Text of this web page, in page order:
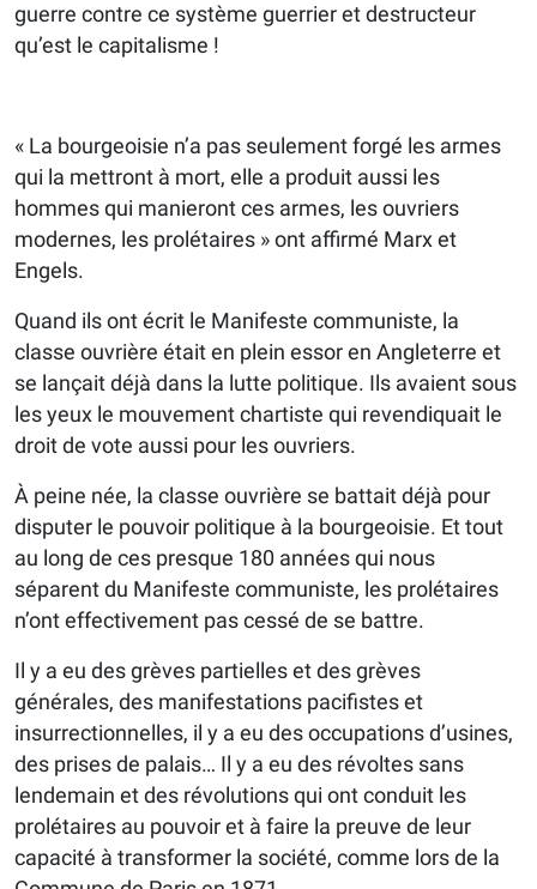
guerre contre ce système guerrier et destructeur
qu’est le capitalisme !
« La bourgeoisie n’a pas seulement forgé les armes
qui la mettront à mort, elle a produit aussi les
hommes qui manieront ces armes, les ouvriers
modernes, les prolétaires » ont affirmé Marx et
Engels.
Quand ils ont écrit le Manifeste communiste, la
classe ouvrière était en plein essor en Angleterre et
se lançait déjà dans la lutte politique. Ils avaient sous
les yeux le mouvement chartiste qui revendiquait le
droit de vote aussi pour les ouvriers.
À peine née, la classe ouvrière se battait déjà pour
disputer le pouvoir politique à la bourgeoisie. Et tout
au long de ces presque 180 années qui nous
séparent du Manifeste communiste, les prolétaires
n’ont effectivement pas cessé de se battre.
Il y a eu des grèves partielles et des grèves
générales, des manifestations pacifistes et
insurrectionnelles, il y a eu des occupations d’usines,
des prises de palais… Il y a eu des révoltes sans
lendemain et des révolutions qui ont conduit les
prolétaires au pouvoir et à faire la preuve de leur
capacité à transformer la société, comme lors de la